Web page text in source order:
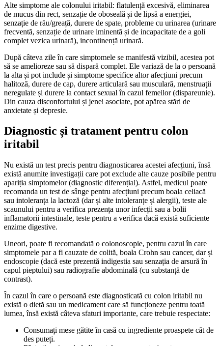
Alte simptome ale colonului iritabil: flatulență excesivă, eliminarea
de mucus din rect, senzație de oboseală și de lipsă a energiei,
senzație de rău/greață, durere de spate, probleme cu urinarea (urinare
frecventă, senzație de urinare iminentă și de incapacitate de a goli
complet vezica urinară), incontinență urinară.
După câteva zile în care simptomele se manifestă vizibil, acestea pot
să se amelioreze sau să dispară complet. Ele variază de la o persoană
la alta și pot include și simptome specifice altor afecțiuni precum
halitoză, durere de cap, durere articulară sau musculară, menstruații
neregulate și durere la contact sexual în cazul femeilor (dispareunie).
Din cauza disconfortului și jenei asociate, pot apărea stări de
anxietate și depresie.
Diagnostic și tratament pentru colon
iritabil
Nu există un test precis pentru diagnosticarea acestei afecțiuni, însă
există anumite investigații care pot exclude alte cauze posibile pentru
apariția simptomelor (diagnostic diferențial). Astfel, medicul poate
recomanda un test de sânge pentru afecțiuni precum boala celiacă
sau intoleranța la lactoză (dar și alte intoleranțe și alergii), teste ale
scaunului pentru a verifica prezența unor infecții sau a bolii
inflamatorii intestinale, teste pentru a verifica dacă există suficiente
enzime digestive.
Uneori, poate fi recomandată o colonoscopie, pentru cazul în care
simptomele par a fi cauzate de colită, boala Crohn sau cancer, dar și
endoscopie (dacă este prezentă indigestia sau senzația de arsură în
capul pieptului) sau radiografie abdominală (cu substanță de
contrast).
În cazul în care o persoană este diagnosticată cu colon iritabil nu
există o dietă sau un medicament care să funcționeze pentru toată
lumea, însă există câteva sfaturi importante, care trebuie respectate:
Consumați mese gătite în casă cu ingrediente proaspete cât de
des puteți.